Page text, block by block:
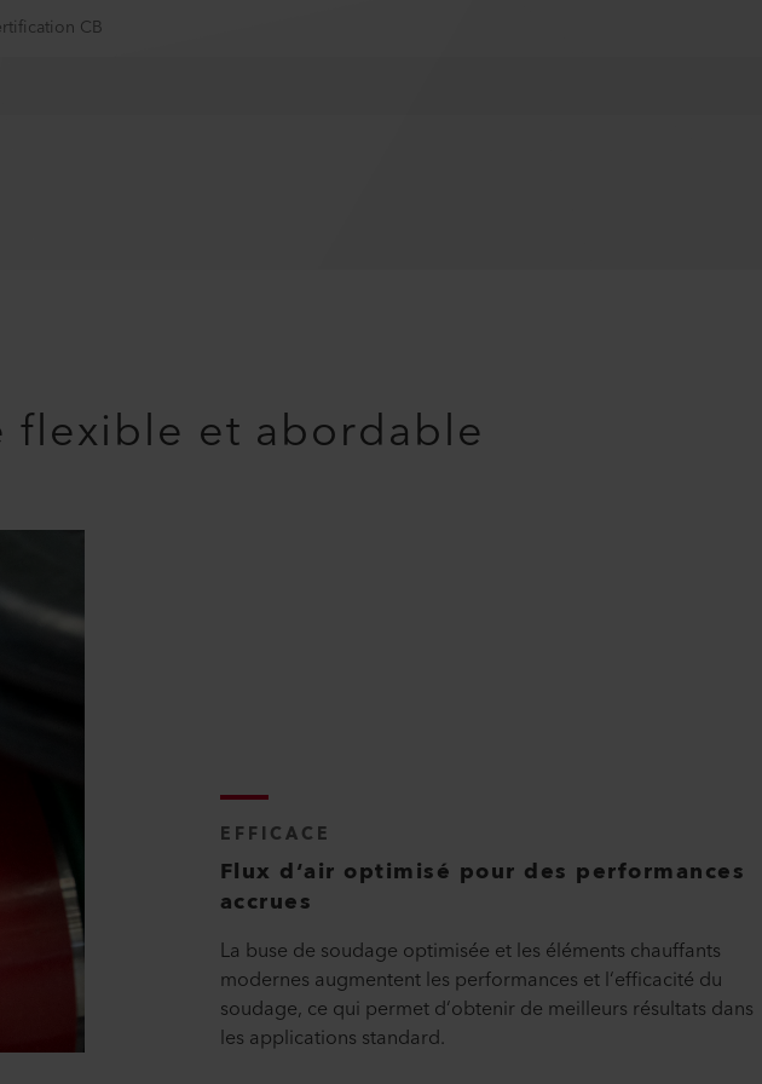
CB
flexible et abordable
EFFICACE
Flux d‘air optimisé pour des performances
accrues
La buse de soudage optimisée et les éléments chauffants
modernes augmentent les performances et l‘efficacité du
soudage, ce qui permet d‘obtenir de meilleurs résultats dans
les applications standard.